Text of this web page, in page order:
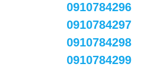
0910784296
0910784297
0910784298
0910784299